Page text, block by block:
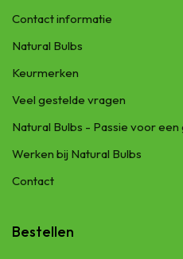
Contact informatie
Natural Bulbs
Keurmerken
Veel gestelde vragen
Natural Bulbs - Passie voor
Werken bij Natural Bulbs
Contact
Bestellen